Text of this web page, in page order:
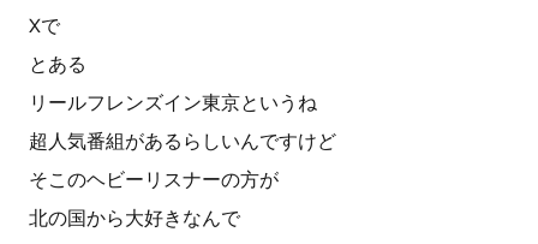
Xで
とある
リールフレンズイン東京というね
超人気番組があるらしいんですけど
そこのヘビーリスナーの方が
北の国から大好きなんで